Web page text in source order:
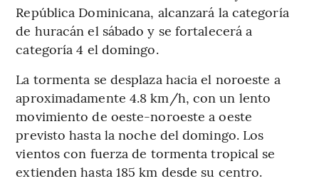
República Dominicana, alcanzará la categoría
de huracán el sábado y se fortalecerá a
categoría 4 el domingo.
La tormenta se desplaza hacia el noroeste a
aproximadamente 4.8 km/h, con un lento
movimiento de oeste-noroeste a oeste
previsto hasta la noche del domingo. Los
vientos con fuerza de tormenta tropical se
extienden hasta 185 km desde su centro.